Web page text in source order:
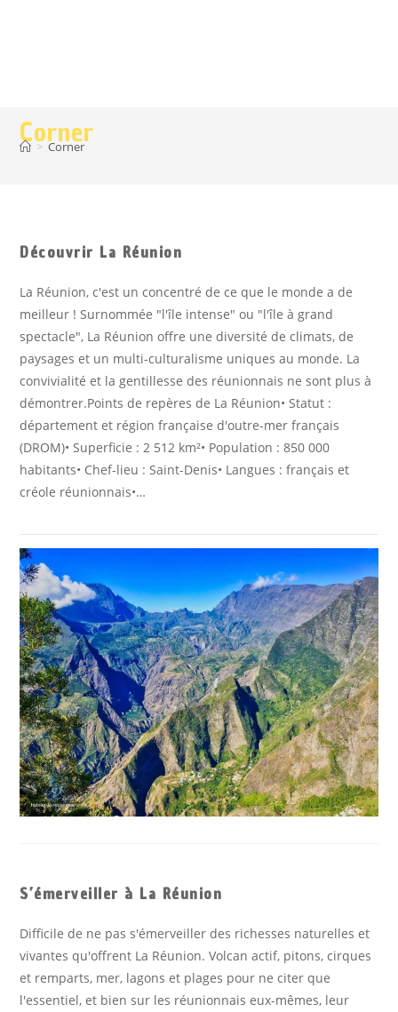
Corner
> Corner
Découvrir La Réunion
La Réunion, c'est un concentré de ce que le monde a de
meilleur ! Surnommée "l'île intense" ou "l'île à grand
spectacle", La Réunion offre une diversité de climats, de
paysages et un multi-culturalisme uniques au monde. La
convivialité et la gentillesse des réunionnais ne sont plus à
démontrer.Points de repères de La Réunion• Statut :
département et région française d'outre-mer français
(DROM)• Superficie : 2 512 km²• Population : 850 000
habitants• Chef-lieu : Saint-Denis• Langues : français et
créole réunionnais•…
S’émerveiller à La Réunion
Difficile de ne pas s'émerveiller des richesses naturelles et
vivantes qu'offrent La Réunion. Volcan actif, pitons, cirques
et remparts, mer, lagons et plages pour ne citer que
l'essentiel, et bien sur les réunionnais eux-mêmes, leur